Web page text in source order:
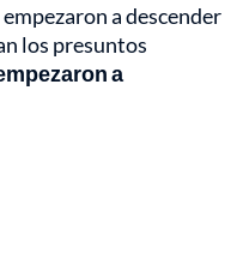
a descender
los presuntos
a